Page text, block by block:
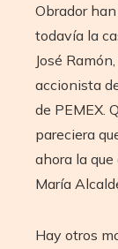
Obrador
todavía la
José
accionista
de PEMEX.
pareciera
ahora la
María
Hay otros